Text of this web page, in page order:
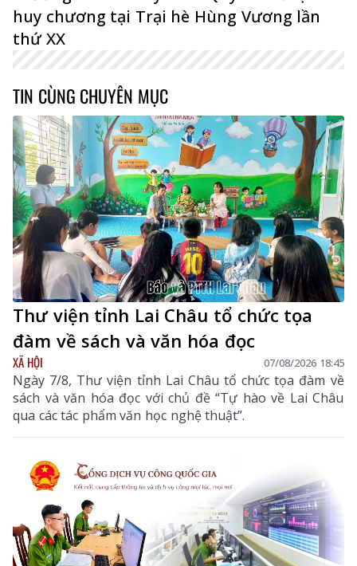
huy chương tại Trại hè Hùng Vương lần
thứ XX
TIN CÙNG CHUYÊN MỤC
Thư viện tỉnh Lai Châu tổ chức tọa
đàm về sách và văn hóa đọc
XÃ HỘI 07/08/2026 18:45
Ngày 7/8, Thư viện tỉnh Lai Châu tổ chức tọa đàm về
sách và văn hóa đọc với chủ đề “Tự hào về Lai Châu
qua các tác phẩm văn học nghệ thuật”.